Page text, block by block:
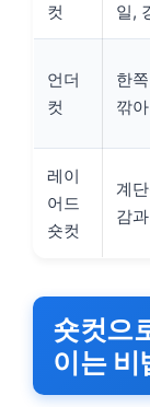
컷
일,
언더
컷
한
깎
레이
어드
숏컷
계
감
숏컷으
이는 비